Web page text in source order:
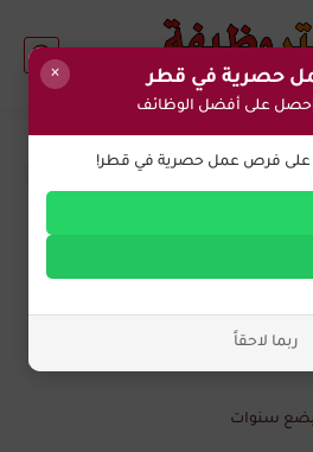
الجنسيات
للاستشارات في
بضع سنوات
× حصرية في قطر
على أفضل الوظائف
فرص عمل حصرية في قطر!
ربما لاحقاً